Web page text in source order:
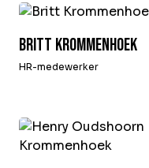
Britt Krommenhoek
HR-medewerker